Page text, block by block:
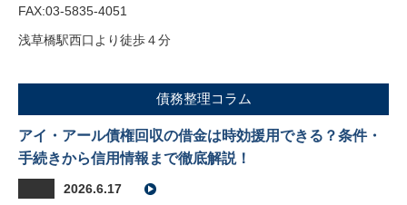
FAX:03-5835-4051
浅草橋駅西口より徒歩４分
債務整理コラム
アイ・アール債権回収の借金は時効援用できる？条件・
手続きから信用情報まで徹底解説！
2026.6.17